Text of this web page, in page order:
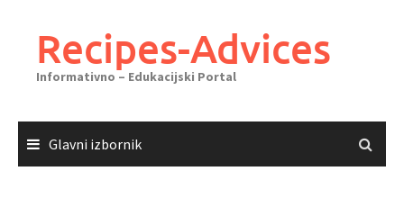
sadržajaRecipes-Advices
Informativno – Edukacijski Portal
Glavni izbornik